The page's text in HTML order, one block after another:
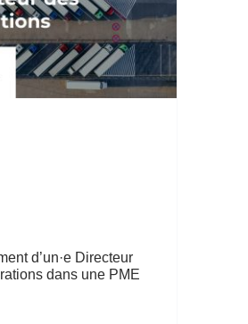
d’un·e Directeur
dans une PME